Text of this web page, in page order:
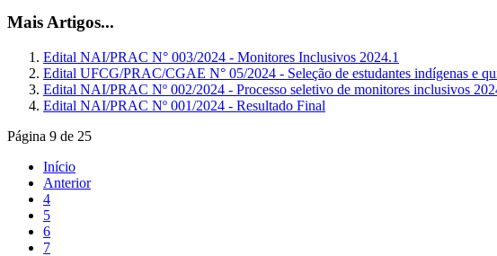
Mais Artigos...
Edital NAI/PRAC N° 003/2024 - Monitores Inclusivos 2024.1
Edital UFCG/PRAC/CGAE N° 05/2024 - Seleção de estudantes indígenas e
Edital NAI/PRAC Nº 002/2024 - Processo seletivo de monitores inclusivos
Edital NAI/PRAC Nº 001/2024 - Resultado Final
Página 9 de 25
Início
Anterior
4
5
6
7